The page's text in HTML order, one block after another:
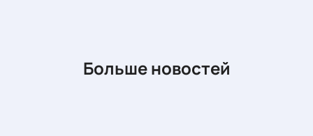
Больше новостей